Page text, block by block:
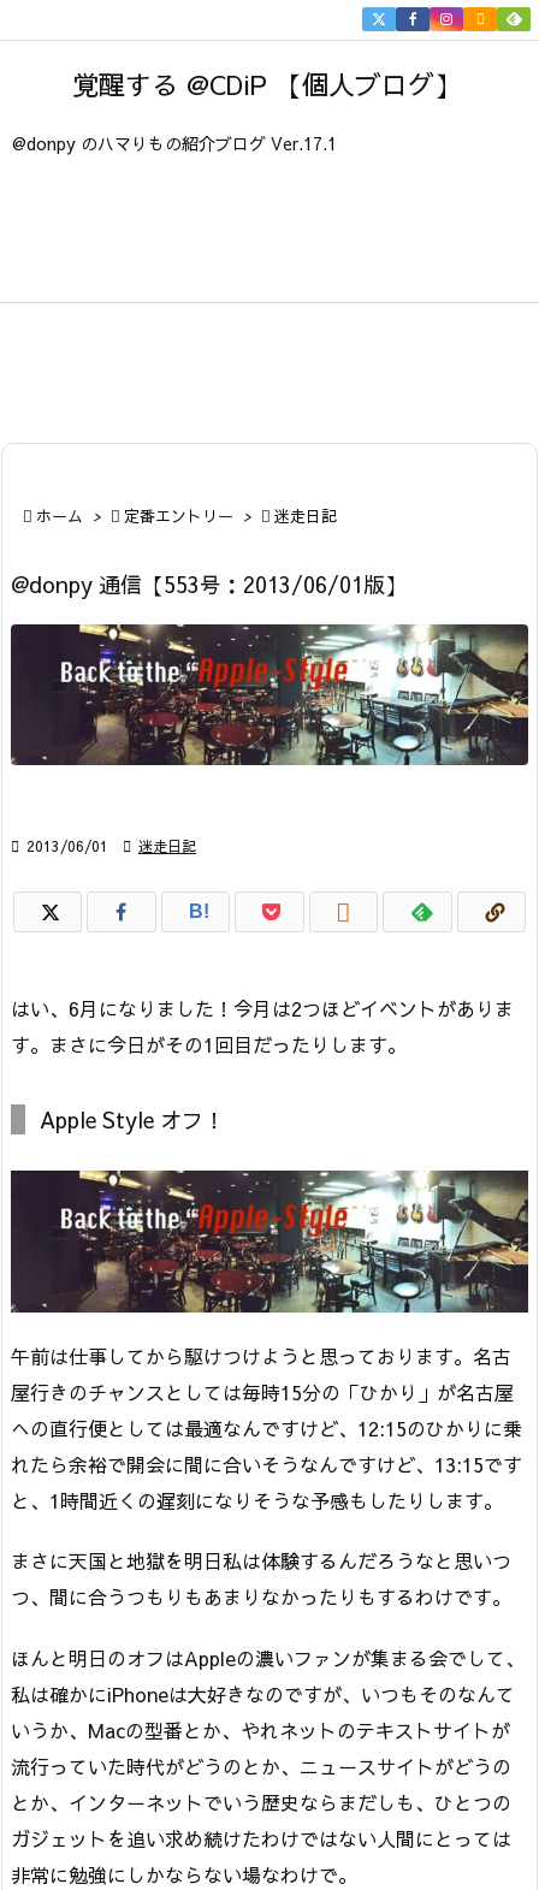
覚醒する @CDiP 【個人ブログ】
@donpy のハマりもの紹介ブログ Ver.17.1


 ホーム >  定番エントリー >  迷走日記
@donpy 通信【553号：2013/06/01版】
 2013/06/01  迷走日記
B! 
はい、6月になりました！今月は2つほどイベントがありま
す。まさに今日がその1回目だったりします。
Apple Style オフ！
午前は仕事してから駆けつけようと思っております。名古
屋行きのチャンスとしては毎時15分の「ひかり」が名古屋
への直行便としては最適なんですけど、12:15のひかりに乗
れたら余裕で開会に間に合いそうなんですけど、13:15です
と、1時間近くの遅刻になりそうな予感もしたりします。
まさに天国と地獄を明日私は体験するんだろうなと思いつ
つ、間に合うつもりもあまりなかったりもするわけです。
ほんと明日のオフはAppleの濃いファンが集まる会でして、
私は確かにiPhoneは大好きなのですが、いつもそのなんて
いうか、Macの型番とか、やれネットのテキストサイトが
流行っていた時代がどうのとか、ニュースサイトがどうの
とか、インターネットでいう歴史ならまだしも、ひとつの
ガジェットを追い求め続けたわけではない人間にとっては
非常に勉強にしかならない場なわけで。